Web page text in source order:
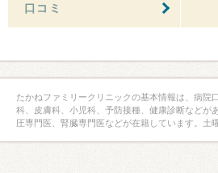
口コミ
たかねファミリークリニックの基本情報は、病院
科、皮膚科、小児科、予防接種、健康診断などが
圧専門医、腎臓専門医などが在籍しています。土